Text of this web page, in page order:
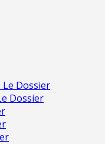
Le Dossier
Dossier